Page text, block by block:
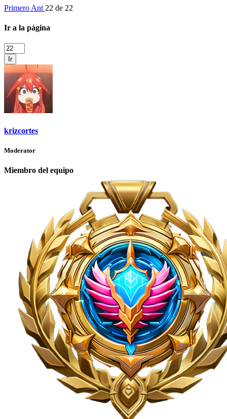
Primero Ant 22 de 22
Ir a la página
Ir
krizcortes
Moderator
Miembro del equipo